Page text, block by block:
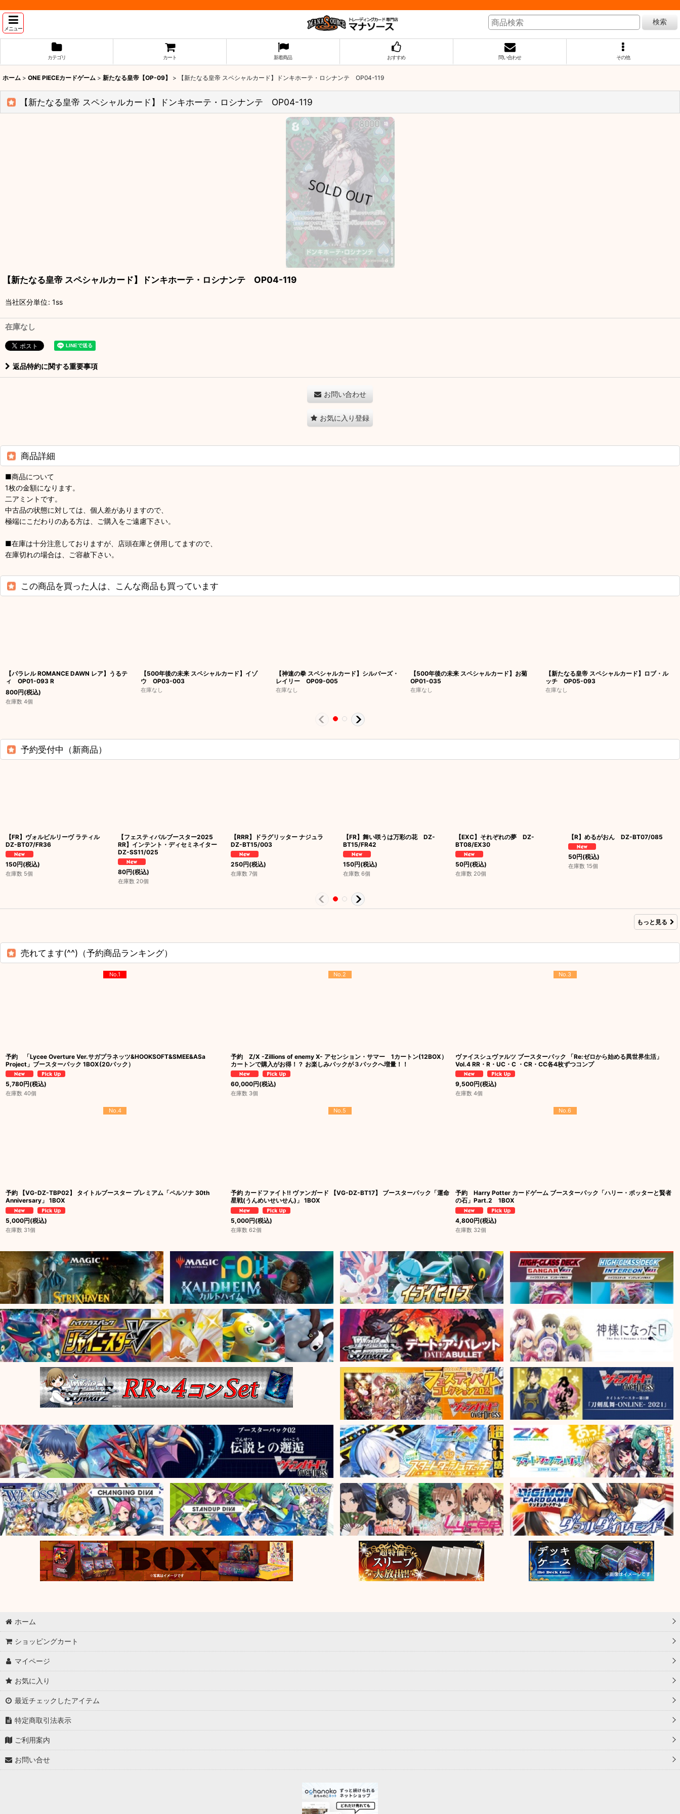
メニュー
検索
カテゴリ カート 新着商品 おすすめ 問い合わせ その他
ホーム > ONE PIECEカードゲーム > 新たなる皇帝【OP-09】 > 【新たなる皇帝 スペシャルカード】ドンキホーテ・ロシナンテ OP04-119
【新たなる皇帝 スペシャルカード】ドンキホーテ・ロシナンテ OP04-119
【新たなる皇帝 スペシャルカード】ドンキホーテ・ロシナンテ OP04-119
当社区分単位: 1ss
在庫なし
返品特約に関する重要事項
お問い合わせ
お気に入り登録
商品詳細
■商品について
1枚の金額になります。
二アミントです。
中古品の状態に対しては、個人差がありますので、
極端にこだわりのある方は、ご購入をご遠慮下さい。
■在庫は十分注意しておりますが、店頭在庫と併用してますので、
在庫切れの場合は、ご容赦下さい。
この商品を買った人は、こんな商品も買っています
【パラレル ROMANCE DAWN レア】うるテ
ィ OP01-093 R
800円(税込)
在庫数 4個
【500年後の未来 スペシャルカード】イゾ
ウ OP03-003
在庫なし
【神速の拳 スペシャルカード】シルバーズ・
レイリー OP09-005
在庫なし
【500年後の未来 スペシャルカード】お菊
OP01-035
在庫なし
【新たなる皇帝 スペシャルカード】ロブ・ル
ッチ OP05-093
在庫なし
予約受付中（新商品）
【FR】ヴォルビルリーヴ ラティル
DZ-BT07/FR36
150円(税込)
在庫数 5個
【フェスティバルブースター2025
RR】インテント・ディセミネイター
DZ-SS11/025
80円(税込)
在庫数 20個
【RRR】ドラグリッター ナジュラ
DZ-BT15/003
250円(税込)
在庫数 7個
【FR】舞い咲うは万彩の花 DZ-
BT15/FR42
150円(税込)
在庫数 6個
【EXC】それぞれの夢 DZ-
BT08/EX30
50円(税込)
在庫数 20個
【R】めるがおん DZ-BT07/085
50円(税込)
在庫数 15個
もっと見る
売れてます(^^)（予約商品ランキング）
No.1
予約 「Lycee Overture Ver.サガプラネッツ&HOOKSOFT&SMEE&ASa
Project」ブースターパック 1BOX(20パック）
5,780円(税込)
在庫数 40個
No.2
予約 Z/X -Zillions of enemy X- アセンション・サマー 1カートン(12BOX）
カートンで購入がお得！？ お楽しみパックが３パックへ増量！！
60,000円(税込)
在庫数 3個
No.3
ヴァイスシュヴァルツ ブースターパック 「Re:ゼロから始める異世界生活」
Vol.4 RR・R・UC・C ・CR・CC各4枚ずつコンプ
9,500円(税込)
在庫数 4個
No.4
予約 【VG-DZ-TBP02】 タイトルブースター プレミアム「ペルソナ 30th
Anniversary」 1BOX
5,000円(税込)
在庫数 31個
No.5
予約 カードファイト!! ヴァンガード 【VG-DZ-BT17】 ブースターパック「運命
星戦(うんめいせいせん)」 1BOX
5,000円(税込)
在庫数 62個
No.6
予約 Harry Potter カードゲーム ブースターパック「ハリー・ポッターと賢者
の石」Part.2 1BOX
4,800円(税込)
在庫数 32個
ホーム
ショッピングカート
マイページ
お気に入り
最近チェックしたアイテム
特定商取引法表示
ご利用案内
お問い合せ